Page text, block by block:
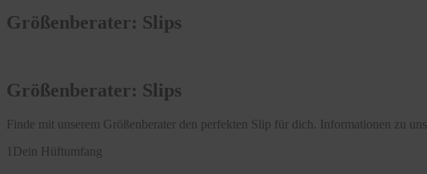
Größenberater: Slips
Größenberater: Slips
Finde mit unserem Größenberater den perfekten Slip für dich. Informationen zu
1 Dein Hüftumfang